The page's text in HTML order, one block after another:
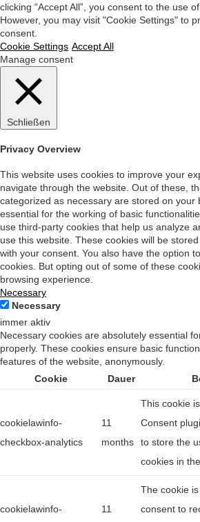
clicking “Accept All”, you consent to the use
However, you may visit "Cookie Settings" to
consent.
Cookie Settings Accept All
Manage consent
Schließen
Privacy Overview
This website uses cookies to improve your
navigate through the website. Out of these,
categorized as necessary are stored on your
essential for the working of basic
use third-party cookies that help us analyze
use this website. These cookies will be
with your consent. You also have the option
cookies. But opting out of some of these
browsing experience.
Necessary
Necessary
immer aktiv
Necessary cookies are absolutely essential
properly. These cookies ensure basic
features of the website, anonymously.
Cookie
Dauer
cookielawinfo-
checkbox-analytics
11
months
This cookie
Consent
to store the
cookies in
cookielawinfo-
11
The cookie
consent to